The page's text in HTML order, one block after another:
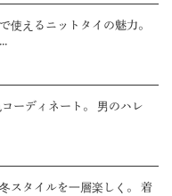
使えるニットタイの魅力。
ーディネート。 男のハレ
スタイルを一層楽しく。 着